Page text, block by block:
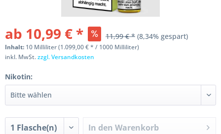
ab 10,99 € * 11,99 € * (8,34% gespart)
Inhalt: 10 Milliliter (1.099,00 € * / 1000 Milliliter)
inkl. MwSt.zzgl. Versandkosten
Nikotin:
In den Warenkorb